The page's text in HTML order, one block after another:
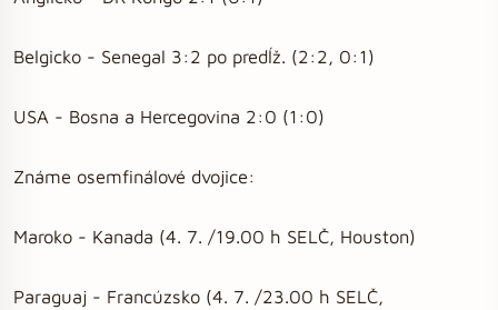
Belgicko - Senegal 3:2 po predĺž. (2:2, 0:1)
USA - Bosna a Hercegovina 2:0 (1:0)
Známe osemfinálové dvojice:
Maroko - Kanada (4. 7. /19.00 h SELČ, Houston)
Paraguaj - Francúzsko (4. 7. /23.00 h SELČ,